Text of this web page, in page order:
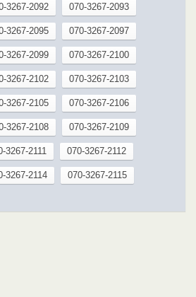
3267-2092 070-3267-2093
3267-2095 070-3267-2097
3267-2099 070-3267-2100
3267-2102 070-3267-2103
3267-2105 070-3267-2106
3267-2108 070-3267-2109
3267-2111 070-3267-2112
3267-2114 070-3267-2115